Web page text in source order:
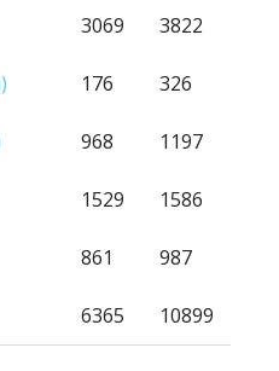
3069 3822
176 326
968 1197
1529 1586
861 987
6365 10899